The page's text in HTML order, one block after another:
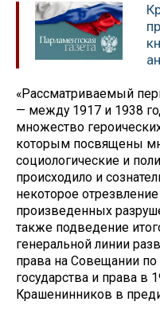
«Рассматриваемый
— между 1917 и 1938
множество
которым посвящены
социологические и
происходило и
некоторое
произведенных
также подведение
генеральной линии
права на Совещании по
государства и права в
Крашенинников в